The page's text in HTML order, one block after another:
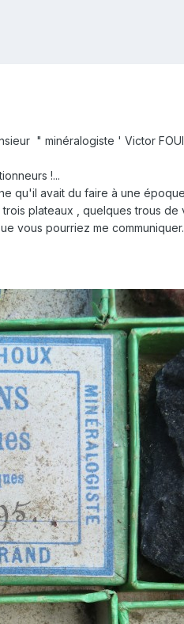
" minéralogiste ' Victor
!...
qu'il avait du faire à une
plateaux , quelques trous de
vous pourriez me communiquer.